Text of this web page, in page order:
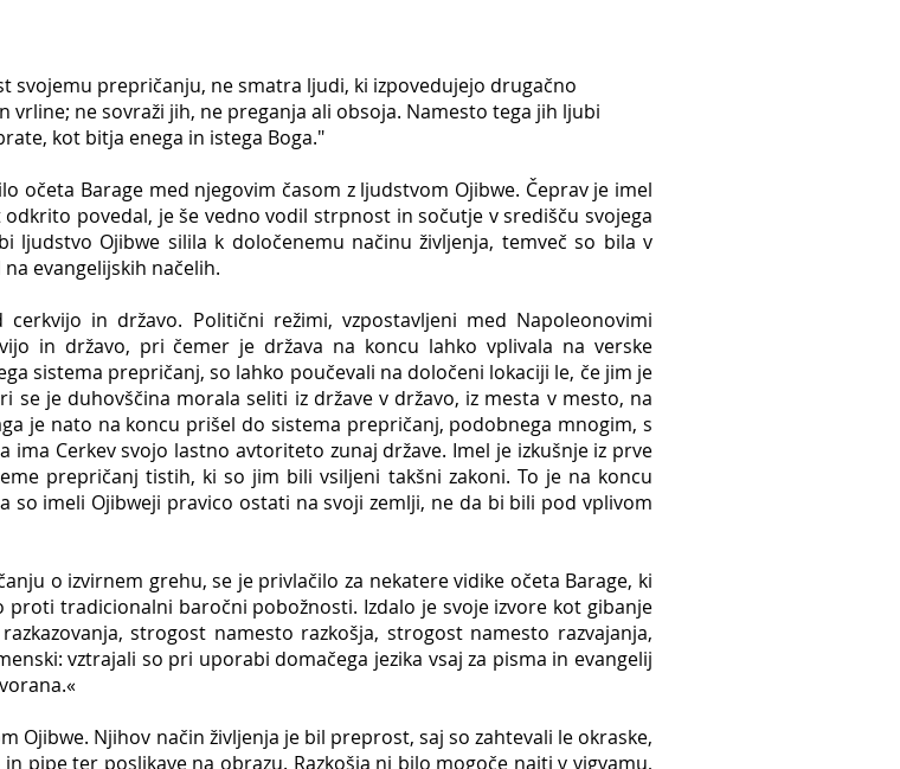
svojemu prepričanju, ne smatra ljudi, ki izpovedujejo drugačno
vrline; ne sovraži jih, ne preganja ali obsoja. Namesto tega jih ljubi
kot bitja enega in istega Boga."
očeta Barage med njegovim časom z ljudstvom Ojibwe. Čeprav je imel
povedal, je še vedno vodil strpnost in sočutje v središču svojega
ljudstvo Ojibwe silila k določenemu načinu življenja, temveč so bila v
evangelijskih načelih.
in državo. Politični režimi, vzpostavljeni med Napoleonovimi
in državo, pri čemer je država na koncu lahko vplivala na verske
sistema prepričanj, so lahko poučevali na določeni lokaciji le, če jim je
se je duhovščina morala seliti iz države v državo, iz mesta v mesto, na
je nato na koncu prišel do sistema prepričanj, podobnega mnogim, s
Cerkev svojo lastno avtoriteto zunaj države. Imel je izkušnje iz prve
prepričanj tistih, ki so jim bili vsiljeni takšni zakoni. To je na koncu
so imeli Ojibweji pravico ostati na svoji zemlji, ne da bi bili pod vplivom
o izvirnem grehu, se je privlačilo za nekatere vidike očeta Barage, ki
tradicionalni baročni pobožnosti. Izdalo je svoje izvore kot gibanje
strogost namesto razkošja, strogost namesto razvajanja,
vztrajali so pri uporabi domačega jezika vsaj za pisma in evangelij
Ojibwe. Njihov način življenja je bil preprost, saj so zahtevali le okraske,
pipe ter poslikave na obrazu. Razkošja ni bilo mogoče najti v vigvamu,